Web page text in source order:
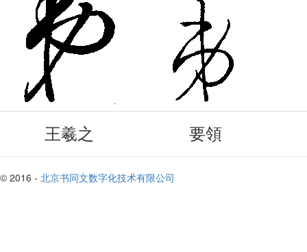
王羲之 要領
© 2016 - 北京书同文数字化技术有限公司